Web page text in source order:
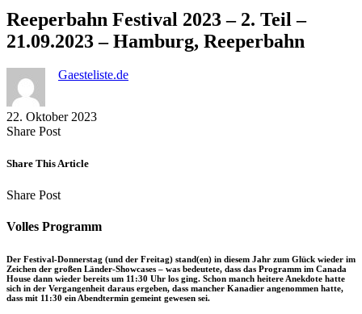
Reeperbahn Festival 2023 – 2. Teil –
21.09.2023 – Hamburg, Reeperbahn
Gaesteliste.de
22. Oktober 2023
Share PostShare
Facebook
Copy
to
Send
via
Share This Article
Share PostShare
Facebook
Copy
to
clipboard
Send
via
eMail
Volles Programm
Der Festival-Donnerstag (und der Freitag) stand(en) in diesem Jahr zum Glück wieder im
Zeichen der großen Länder-Showcases – was bedeutete, dass das Programm im Canada
House dann wieder bereits um 11:30 Uhr los ging. Schon manch heitere Anekdote hatte
sich in der Vergangenheit daraus ergeben, dass mancher Kanadier angenommen hatte,
dass mit 11:30 ein Abendtermin gemeint gewesen sei.